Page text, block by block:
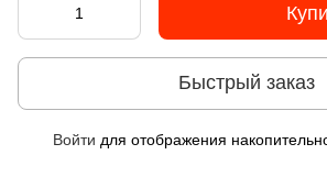
Быстрый заказ
Войти для отображения